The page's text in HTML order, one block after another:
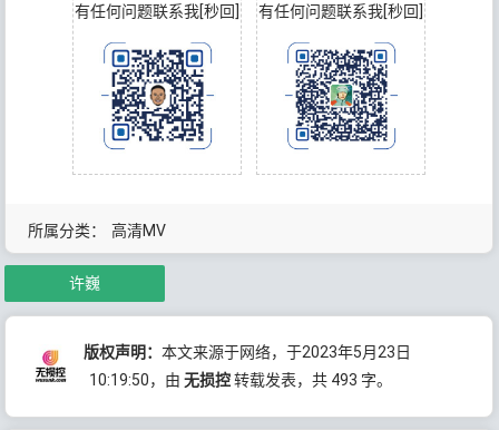
所属分类： 高清MV
有任何问题联系我[秒回]
有任何问题联系我[秒回]
许巍
版权声明：本文来源于网络，于2023年5月23日
10:19:50，由无损控转载发表，共 493 字。